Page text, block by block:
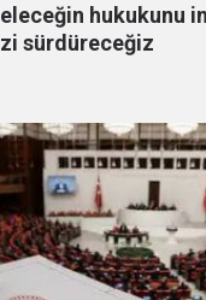
hukukunu
sürdüreceğiz